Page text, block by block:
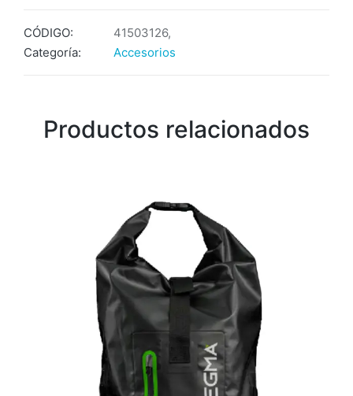
CÓDIGO:
41503126,
Categoría:
Accesorios
Productos relacionados